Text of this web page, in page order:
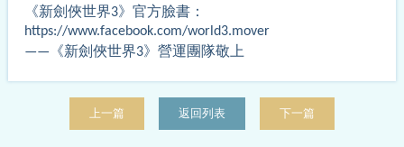
《新劍俠世界3》官方臉書：
https://www.facebook.com/world3.mover
——《新劍俠世界3》營運團隊敬上
上一篇 返回列表 下一篇